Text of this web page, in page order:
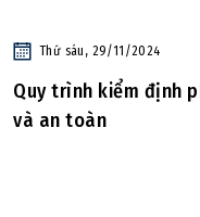
Thứ sáu, 29/11/2024
Quy trình kiểm định
và an toàn